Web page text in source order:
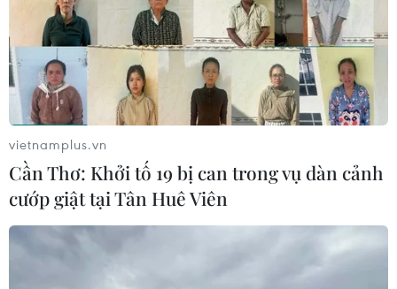
vietnamplus.vn
Cần Thơ: Khởi tố 19 bị can trong vụ dàn cảnh
cướp giật tại Tân Huê Viên